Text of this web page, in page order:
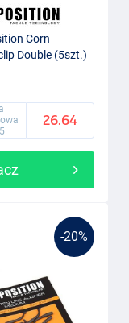
Corn
Double (5szt.)
26.64
-20%